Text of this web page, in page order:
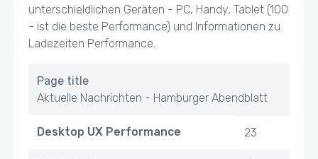
unterschieldlichen Geräten - PC, Handy, Tablet (100
- ist die beste Performance) und Informationen zu
Ladezeiten Performance.
Page title
Aktuelle Nachrichten - Hamburger Abendblatt
Desktop UX Performance 23